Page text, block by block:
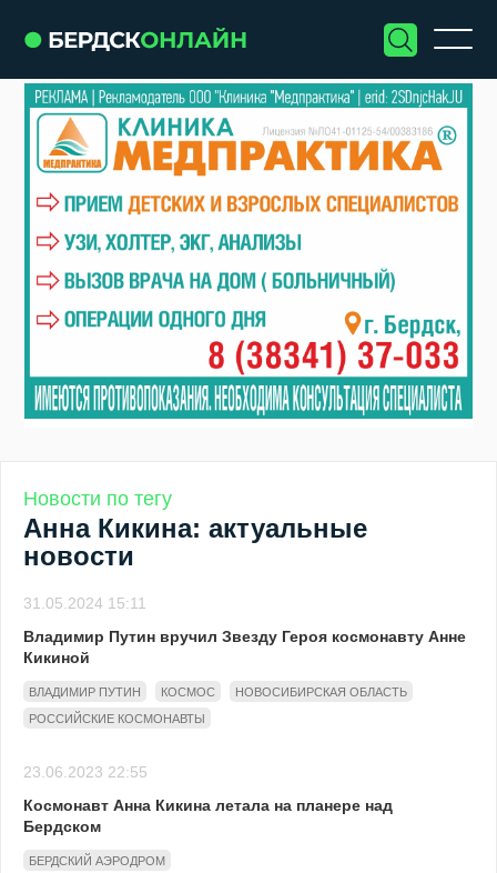
Новости по тегу
Анна Кикина: актуальные
новости
31.05.2024 15:11
Владимир Путин вручил Звезду Героя космонавту Анне
Кикиной
ВЛАДИМИР ПУТИН КОСМОС
НОВОСИБИРСКАЯ ОБЛАСТЬ
РОССИЙСКИЕ КОСМОНАВТЫ
23.06.2023 22:55
Космонавт Анна Кикина летала на планере над
Бердском
БЕРДСКИЙ АЭРОДРОМ